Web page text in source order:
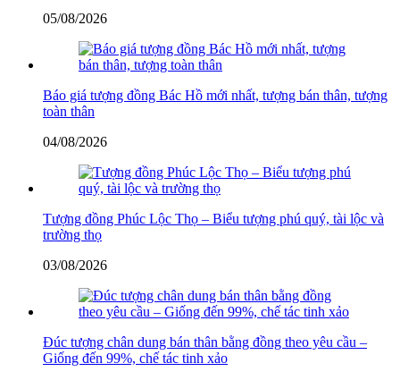
05/08/2026
Báo giá tượng đồng Bác Hồ mới nhất, tượng bán thân, tượng
toàn thân
04/08/2026
Tượng đồng Phúc Lộc Thọ – Biểu tượng phú quý, tài lộc và
trường thọ
03/08/2026
Đúc tượng chân dung bán thân bằng đồng theo yêu cầu –
Giống đến 99%, chế tác tinh xảo